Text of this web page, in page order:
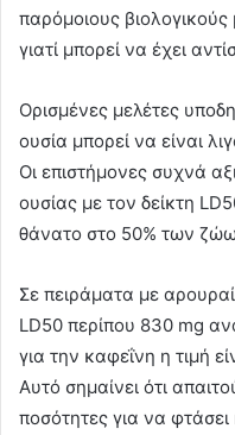
παρόμοιους
γιατί μπορεί να έχει
Ορισμένες μελέτες
ουσία μπορεί να είναι
Οι επιστήμονες συχνά
ουσίας με τον δείκτη
θάνατο στο 50% των
Σε πειράματα με
LD50 περίπου 830 mg
για την καφεΐνη η τιμή
Αυτό σημαίνει ότι
ποσότητες για να